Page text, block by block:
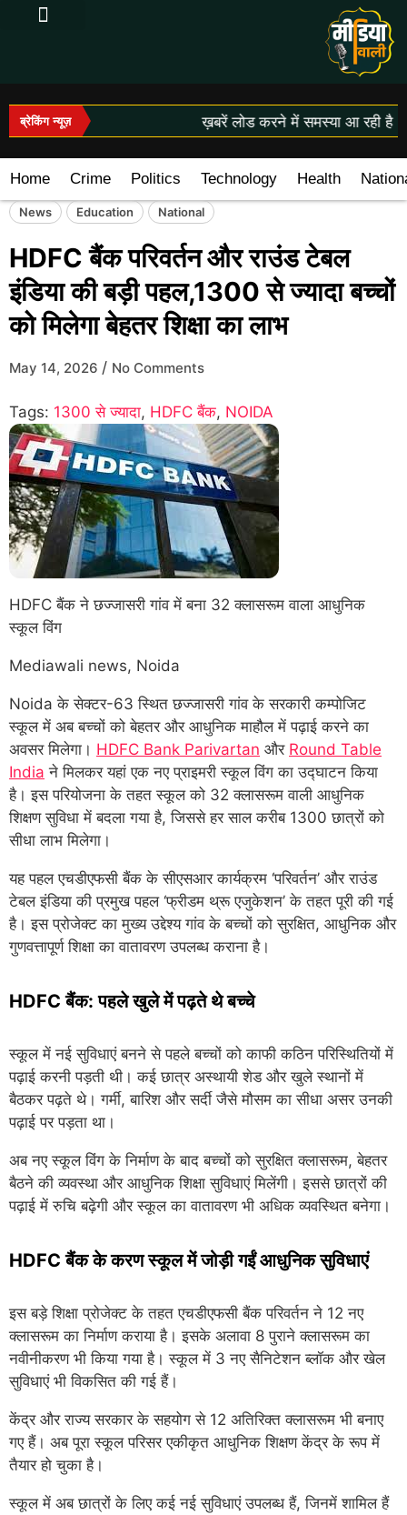
ब्रेकिंग न्यूज़ ख़बरें लोड करने में समस्या आ रही है।
Home Crime Politics Technology Health
News Education National
HDFC बैंक परिवर्तन और राउंड टेबल
इंडिया की बड़ी पहल,1300 से ज्यादा बच्चों
को मिलेगा बेहतर शिक्षा का लाभ
May 14, 2026 / No Comments
Tags: 1300 से ज्यादा, HDFC बैंक, NOIDA
HDFC बैंक ने छज्जासरी गांव में बना 32 क्लासरूम वाला आधुनिक
स्कूल विंग
Mediawali news, Noida
Noida के सेक्टर-63 स्थित छज्जासरी गांव के सरकारी कम्पोजिट
स्कूल में अब बच्चों को बेहतर और आधुनिक माहौल में पढ़ाई करने का
अवसर मिलेगा। HDFC Bank Parivartan और Round Table
India ने मिलकर यहां एक नए प्राइमरी स्कूल विंग का उद्घाटन किया
है। इस परियोजना के तहत स्कूल को 32 क्लासरूम वाली आधुनिक
शिक्षण सुविधा में बदला गया है, जिससे हर साल करीब 1300 छात्रों को
सीधा लाभ मिलेगा।
यह पहल एचडीएफसी बैंक के सीएसआर कार्यक्रम ‘परिवर्तन’ और राउंड
टेबल इंडिया की प्रमुख पहल ‘फ्रीडम थ्रू एजुकेशन’ के तहत पूरी की गई
है। इस प्रोजेक्ट का मुख्य उद्देश्य गांव के बच्चों को सुरक्षित, आधुनिक और
गुणवत्तापूर्ण शिक्षा का वातावरण उपलब्ध कराना है।
HDFC बैंक: पहले खुले में पढ़ते थे बच्चे
स्कूल में नई सुविधाएं बनने से पहले बच्चों को काफी कठिन परिस्थितियों में
पढ़ाई करनी पड़ती थी। कई छात्र अस्थायी शेड और खुले स्थानों में
बैठकर पढ़ते थे। गर्मी, बारिश और सर्दी जैसे मौसम का सीधा असर उनकी
पढ़ाई पर पड़ता था।
अब नए स्कूल विंग के निर्माण के बाद बच्चों को सुरक्षित क्लासरूम, बेहतर
बैठने की व्यवस्था और आधुनिक शिक्षा सुविधाएं मिलेंगी। इससे छात्रों की
पढ़ाई में रुचि बढ़ेगी और स्कूल का वातावरण भी अधिक व्यवस्थित बनेगा।
HDFC बैंक के करण स्कूल में जोड़ी गईं आधुनिक सुविधाएं
इस बड़े शिक्षा प्रोजेक्ट के तहत एचडीएफसी बैंक परिवर्तन ने 12 नए
क्लासरूम का निर्माण कराया है। इसके अलावा 8 पुराने क्लासरूम का
नवीनीकरण भी किया गया है। स्कूल में 3 नए सैनिटेशन ब्लॉक और खेल
सुविधाएं भी विकसित की गई हैं।
केंद्र और राज्य सरकार के सहयोग से 12 अतिरिक्त क्लासरूम भी बनाए
गए हैं। अब पूरा स्कूल परिसर एकीकृत आधुनिक शिक्षण केंद्र के रूप में
तैयार हो चुका है।
स्कूल में अब छात्रों के लिए कई नई सुविधाएं उपलब्ध हैं, जिनमें शामिल हैं